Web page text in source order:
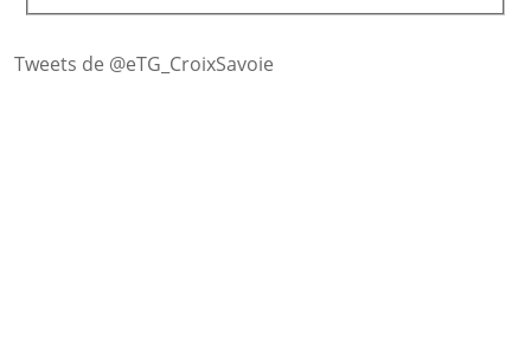
Tweets de @eTG_CroixSavoie